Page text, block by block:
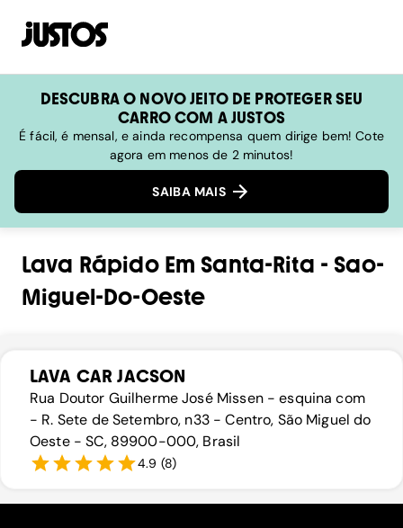
DESCUBRA O NOVO JEITO DE PROTEGER SEU
CARRO COM A JUSTOS
É fácil, é mensal, e ainda recompensa quem dirige bem! Cote
agora em menos de 2 minutos!
SAIBA MAIS
Lava RápidoEm Santa-Rita - Sao-
Miguel-Do-Oeste
LAVA CAR JACSON
Rua Doutor Guilherme José Missen - esquina com
- R. Sete de Setembro, n33 - Centro, São Miguel do
Oeste - SC, 89900-000, Brasil
4.9 (8)